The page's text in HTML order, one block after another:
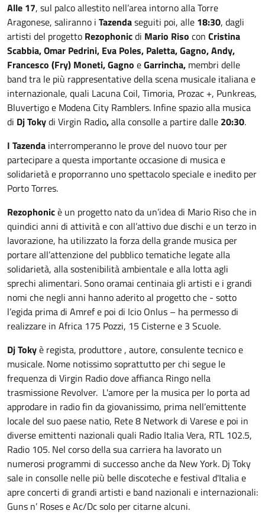
Alle 17, sul palco allestito nell’area intorno alla Torre
Aragonese, saliranno i Tazendaseguiti poi, alle 18:30, dagli
artisti del progetto Rezophonicdi Mario Riso con Cristina
Scabbia, Omar Pedrini, Eva Poles, Paletta, Gagno, Andy,
Francesco (Fry) Moneti, Gagno eGarrincha, membri delle
band tra le più rappresentative della scena musicale italiana e
internazionale, quali Lacuna Coil, Timoria, Prozac +, Punkreas,
Bluvertigo e Modena City Ramblers. Infine spazio alla musica
di Dj Tokydi Virgin Radio,alla consolle a partire dalle 20:30.
I Tazenda interromperanno le prove del nuovo tour per
partecipare a questa importante occasione di musica e
solidarietà e proporranno uno spettacolo speciale e inedito per
Porto Torres.
Rezophonicè un progetto nato da un’idea di Mario Riso che in
quindici anni di attività e con all’attivo due dischi e un terzo in
lavorazione, ha utilizzato la forza della grande musica per
portare all’attenzione del pubblico tematiche legate alla
solidarietà, alla sostenibilità ambientale e alla lotta agli
sprechi alimentari. Sono oramai centinaia gli artisti e i grandi
nomi che negli anni hanno aderito al progetto che - sotto
l’egida prima di Amref e poi di Icio Onlus – ha permesso di
realizzare in Africa 175 Pozzi, 15 Cisterne e 3 Scuole.
Dj Tokyè regista, produttore , autore, consulente tecnico e
musicale. Nome notissimo soprattutto per chi segue le
frequenza di Virgin Radio dove affianca Ringo nella
trasmissione Revolver. L'amore per la musica per lo porta ad
approdare in radio fin da giovanissimo, prima nell’emittente
locale del suo paese natio, Rete 8 Network di Varese e poi in
diverse emittenti nazionali quali Radio Italia Vera, RTL 102.5,
Radio 105. Nel corso della sua carriera ha lavorato un
numerosi programmi di successo anche da New York. Dj Toky
sale in consolle nelle più belle discoteche e festival d'Italia e
apre concerti di grandi artisti e band nazionali e internazionali:
Guns n’ Roses e Ac/Dc solo per citarne alcuni.